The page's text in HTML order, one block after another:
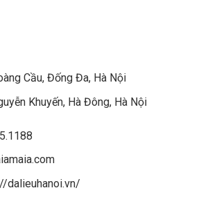
Cầu, Đống Đa, Hà Nội
Khuyến, Hà Đông, Hà Nội
dalieuhanoi.vn/